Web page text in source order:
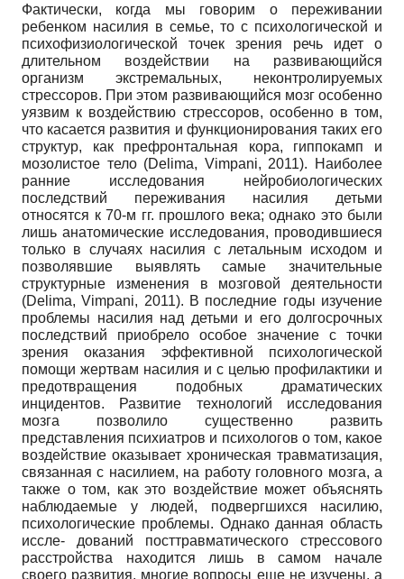
Фактически, когда мы говорим о переживании
ребенком насилия в семье, то с психологической и
психофизиологической точек зрения речь идет о
длительном воздействии на развивающийся
организм экстремальных, неконтролируемых
стрессоров. При этом развивающийся мозг особенно
уязвим к воздействию стрессоров, особенно в том,
что касается развития и функционирования таких его
структур, как префронтальная кора, гиппокамп и
мозолистое тело (Delima, Vimpani, 2011). Наиболее
ранние исследования нейробиологических
последствий переживания насилия детьми
относятся к 70-м гг. прошлого века; однако это были
лишь анатомические исследования, проводившиеся
только в случаях насилия с летальным исходом и
позволявшие выявлять самые значительные
структурные изменения в мозговой деятельности
(Delima, Vimpani, 2011). В последние годы изучение
проблемы насилия над детьми и его долгосрочных
последствий приобрело особое значение с точки
зрения оказания эффективной психологической
помощи жертвам насилия и с целью профилактики и
предотвращения подобных драматических
инцидентов. Развитие технологий исследования
мозга позволило существенно развить
представления психиатров и психологов о том, какое
воздействие оказывает хроническая травматизация,
связанная с насилием, на работу головного мозга, a
также о том, как это воздействие может объяснять
наблюдаемые у людей, подвергшихся насилию,
психологические проблемы. Однако данная область
иссле- дований посттравматического стрессового
расстройства находится лишь в самом начале
своего развития, многие вопросы еще не изучены, а